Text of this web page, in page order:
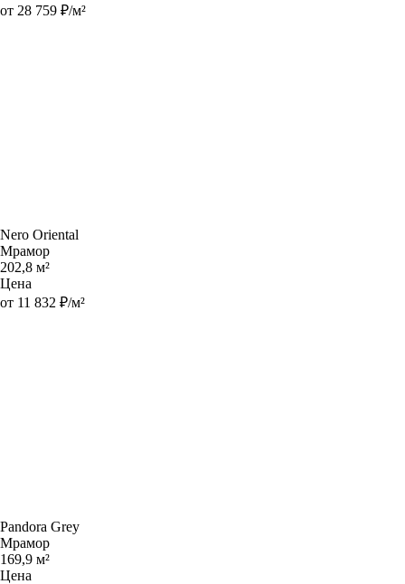
от 28 759 ₽/м²
Nero Oriental
Мрамор
202,8 м²
Цена
от 11 832 ₽/м²
Pandora Grey
Мрамор
169,9 м²
Цена